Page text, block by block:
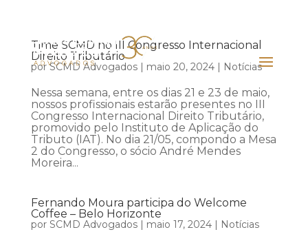
Time SCMD no III Congresso Internacional
Direito Tributário
porSCMD Advogados| maio 20, 2024| Notícias
Nessa semana, entre os dias 21 e 23 de maio,
nossos profissionais estarão presentes no III
Congresso Internacional Direito Tributário,
promovido pelo Instituto de Aplicação do
Tributo (IAT). No dia 21/05, compondo a Mesa
2 do Congresso, o sócio André Mendes
Moreira...
Fernando Moura participa do Welcome
Coffee – Belo Horizonte
por SCMD Advogados| maio 17, 2024| Notícias